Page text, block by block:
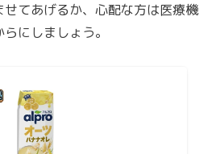
てあげるか、心配な方は医療機
にしましょう。